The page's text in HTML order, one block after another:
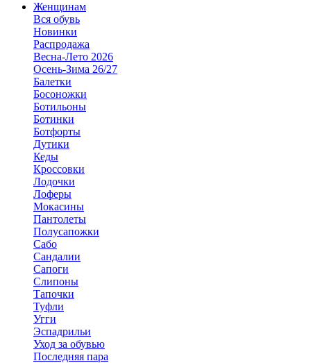
Женщинам
Вся обувь
Новинки
Распродажа
Весна-Лето 2026
Осень-Зима 26/27
Балетки
Босоножки
Ботильоны
Ботинки
Ботфорты
Дутики
Кеды
Кроссовки
Лодочки
Лоферы
Мокасины
Пантолеты
Полусапожки
Сабо
Сандалии
Сапоги
Слипоны
Тапочки
Туфли
Угги
Эспадрильи
Уход за обувью
Последняя пара